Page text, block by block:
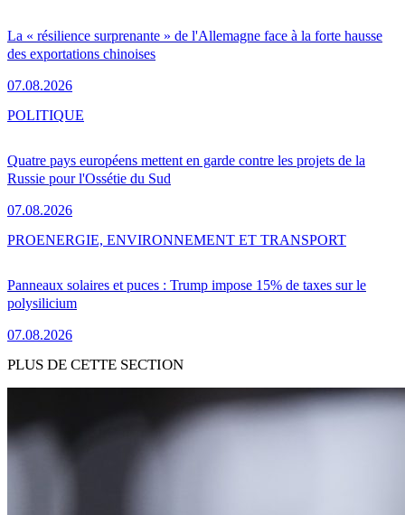
La « résilience surprenante » de l'Allemagne face à la forte hausse
des exportations chinoises
07.08.2026
Quatre pays européens mettent en garde contre les projets de la
Russie pour l'Ossétie du Sud
07.08.2026
POLITIQUE
Panneaux solaires et puces : Trump impose 15% de taxes sur le
polysilicium
07.08.2026
PROENERGIE, ENVIRONNEMENT ET TRANSPORT
PLUS DE CETTE SECTION